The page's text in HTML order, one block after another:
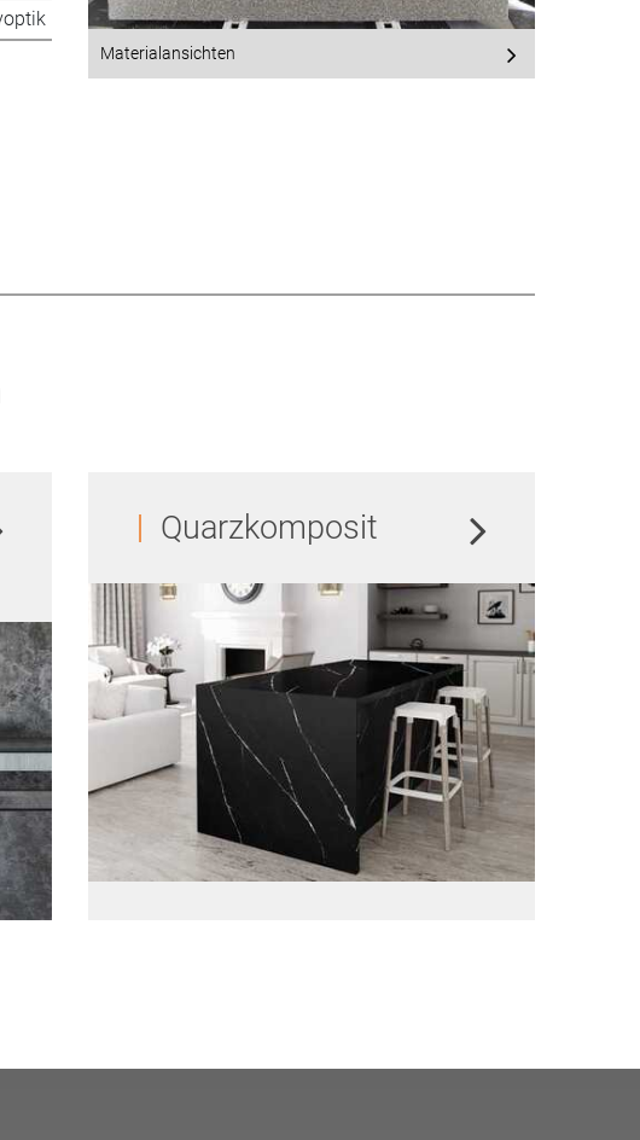
Materialansichten
Quarzkomposit